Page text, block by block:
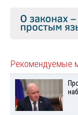
Рекомендуемые